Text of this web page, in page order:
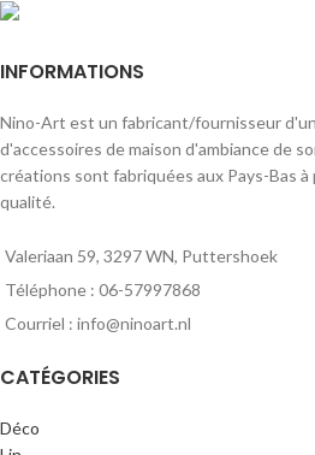
INFORMATIONS
Nino-Art est un fabricant/fournisseur
d'accessoires de maison d'ambiance de
créations sont fabriquées aux Pays-Bas
qualité.
Valeriaan 59, 3297 WN, Puttershoek
Téléphone : 06-57997868
Courriel : info@ninoart.nl
CATÉGORIES
Déco